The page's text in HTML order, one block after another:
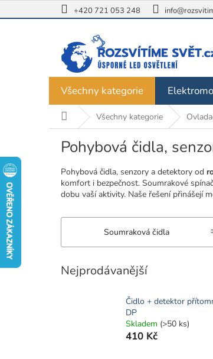
na
+420 721 053 248
Všechny kategorie
Domů Všechny kategorie
Pohybová čidla,
Pohybová čidla, senzory a detektory od
komfort i bezpečnost. Soumrakové
dobu vaší aktivity. Naše řešení přinášejí
Soumraková čidla
Nejprodávanější
Čidlo + detektor
DP
Skladem (>50 ks)
410 Kč